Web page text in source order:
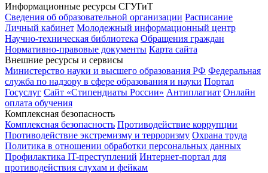
Информационные ресурсы СГУГиТ
Сведения об образовательной организации Расписание
Личный кабинет Молодежный информационный центр
Научно-техническая библиотека Обращения граждан
Нормативно-правовые документы Карта сайта
Внешние ресурсы и сервисы
Министерство науки и высшего образования РФ Федеральная
служба по надзору в сфере образования и науки Портал
Госуслуг Сайт «Стипендиаты России» Антиплагиат Онлайн
оплата обучения
Комплексная безопасность
Комплексная безопасность Противодействие коррупции
Противодействие экстремизму и терроризму Охрана труда
Политика в отношении обработки персональных данных
Профилактика IT-преступлений Интернет-портал для
противодействия слухам и фейкам